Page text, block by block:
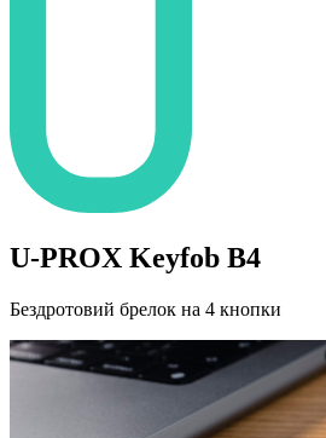
U-PROX Keyfob B4
Бездротовий брелок на 4 кнопки